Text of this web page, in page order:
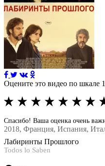
Оцените это видео по шкале
Спасибо! Ваша оценка очень
2018, Франция, Испания,
Лабиринты Прошлого
Todos lo Saben